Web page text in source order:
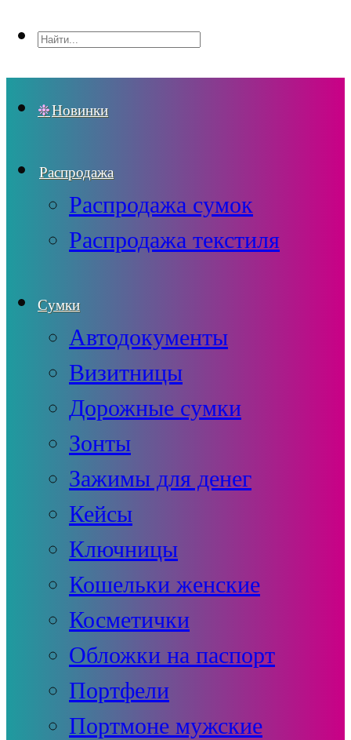
Новинки
Распродажа
Распродажа сумок
Распродажа текстиля
Сумки
Автодокументы
Визитницы
Дорожные сумки
Зонты
Зажимы для денег
Кейсы
Ключницы
Кошельки женские
Косметички
Обложки на паспорт
Портфели
Портмоне мужские